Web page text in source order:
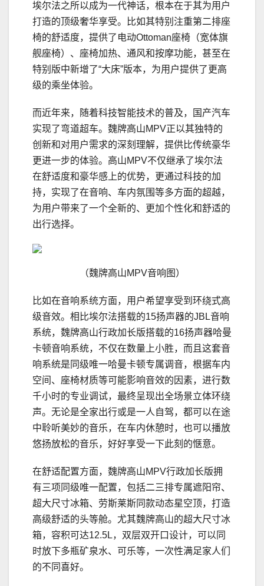
埃尔法之所以成为一代神话，根本在于其为用户
打造的顶级奢华享受。比如其特别注重第二排座
椅的舒适度，提供了电动Ottoman座椅（宽体旗
舰座椅）、座椅加热、通风和按摩功能，甚至在
特别版中新增了“大床”版本，为用户提供了更高
级的乘坐体验。
而近年来，随着科技智能技术的普及，国产汽车
实现了弯道超车。魏牌高山MPV正以其独特的
创新和对用户需求的深刻理解，提供比传统豪华
更进一步的体验。高山MPV不仅继承了埃尔法
在舒适度和豪华感上的优势，更通过科技的加
持，实现了在音响、车内氛围等多方面的超越，
为用户带来了一个全新的、更加个性化和舒适的
出行选择。
（魏牌高山MPV音响图）
比如在音响系统方面，用户希望享受到环绕式高
级音效。相比埃尔法搭载的15扬声器的JBL音响
系统，魏牌高山行政加长版搭载的16扬声器哈曼
卡顿音响系统，不仅在数量上小胜，而且这套音
响系统是同级唯一哈曼卡顿专属调音，根据车内
空间、座椅材质等可能影响音效的因素，进行数
千小时的专业调试，最终呈现出全场景立体环绕
声。无论是全家出行或是一人自驾，都可以在途
中聆听美妙的音乐，在车内休憩时，也可以播放
悠扬放松的音乐，好好享受一下此刻的惬意。
在舒适配置方面，魏牌高山MPV行政加长版拥
有三项同级唯一配置，包括二三排专属遮阳帘、
超大尺寸冰箱、劳斯莱斯同款动态星空顶，打造
高级舒适的头等舱。尤其魏牌高山的超大尺寸冰
箱，容积可达12.5L，双层双开口设计，可以同
时放下多瓶矿泉水、可乐等，一次性满足家人们
的不同喜好。